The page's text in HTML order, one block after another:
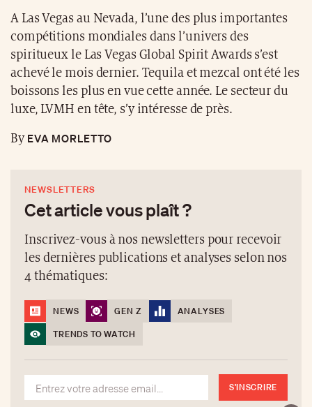
A Las Vegas au Nevada, l’une des plus importantes
compétitions mondiales dans l’univers des
spiritueux le Las Vegas Global Spirit Awards s’est
achevé le mois dernier. Tequila et mezcal ont été les
boissons les plus en vue cette année. Le secteur du
luxe, LVMH en tête, s’y intéresse de près.
ByEVA MORLETTO
NEWSLETTERS
Cet article vous plaît ?
Inscrivez-vous à nos newsletters pour recevoir
les dernières publications et analyses selon nos
4 thématiques:
NEWS GEN Z
ANALYSES
TRENDS TO WATCH
S'INSCRIRE